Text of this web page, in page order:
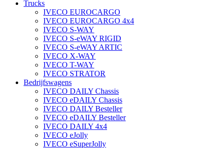
Trucks
IVECO EUROCARGO
IVECO EUROCARGO 4x4
IVECO S-WAY
IVECO S-eWAY RIGID
IVECO S-eWAY ARTIC
IVECO X-WAY
IVECO T-WAY
IVECO STRATOR
Bedrijfswagens
IVECO DAILY Chassis
IVECO eDAILY Chassis
IVECO DAILY Besteller
IVECO eDAILY Besteller
IVECO DAILY 4x4
IVECO eJolly
IVECO eSuperJolly